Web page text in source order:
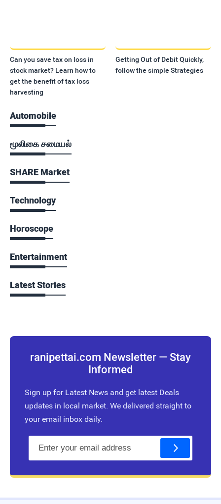
Can you save tax on loss in
stock market? Learn how to
get the benefit of tax loss
harvesting
Getting Out of Debit Quickly,
follow the simple Strategies
Automobile
மூலிகை சமையல்
SHARE Market
Technology
Horoscope
Entertainment
Latest Stories
ranipettai.com Newsletter — Stay
Informed
Sign up for Latest News and get latest Deals
updates in local market. We delivered straight to
your email inbox daily.
l